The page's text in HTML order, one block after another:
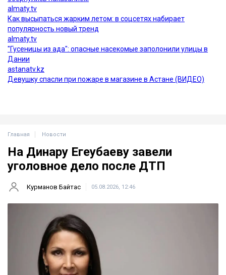
Новости
На Динару Егеубаеву завели